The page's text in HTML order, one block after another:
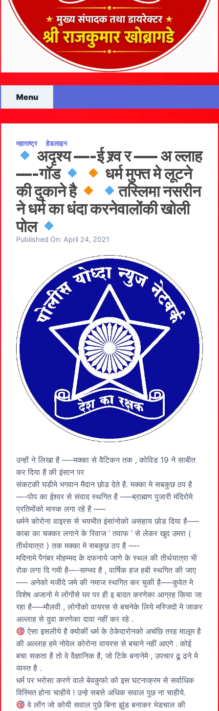
Menu
महाराष्ट्र हेडलाइन
अदृश्य —-ई श्र्व र —– अ ल्लाह
—-गॉड
धर्म मुफ्त मे लूटने
की दुकाने है
तस्लिमा नसरीन
ने धर्म का धंदा करनेवालोंकी खोली
पोल
Published On: April 24, 2021
उन्हों ने लिखा है —-मक्का से वैटिकन तक , कोविड 19 ने साबीत
कर दिया है की इंसान पर
संकटकी घडीमे भगवान मैदान छोड देते है. मक्का मे सबकुछ ठप है
—-पोप का ईश्वर से संवाद स्थगित है —–ब्राह्मण पुजारी मंदिरोमे
प्रतिमोंको मास्क लगा रहे है —–
धर्मने कोरोना वाइरस से भयभीत इंसांनोको असहाय छोड दिया है—–
काबा का चक्कर लगाने के रिवाज ‘ तवाफ ‘ से लेकर खुद उमरा (
तीर्थयात्रा ) तक मक्का मे सबकुछ ठप है —-
मदिनामे पैगंबर मोहम्मद के दफनाये जाणे के स्थल की तीर्थयात्रा भी
रोक लगा दि गयी है—-सम्भव है , वार्षिक हज हबी स्थगित की जाए
—– अनेको मजीदे जमे की नमाज स्थगित कर चुकी है—–कुवेत मे
विशेष अजानो मे लोंगोंसे घर पर ही इ बादत करणेका आग्रह किया जा
रहा है—–मौलवी , लोगोंको वायरस से बचनेके लिये मस्जिदो मे जाकर
अल्लाह से दुवा करणेका दावा नहीं कर रहे .
ऐसा इसलीये है क्योकीं धर्म के ठेकेदारोनको अचंछि तरह मालूम है
की अल्लाह हमे नोवेल कोरोना वायरस से बचाने नहीं आएगे . कोई
बचा सकता है तो वे वैज्ञानिक है, जो टिके बनानेमे , उपचार ढू ढने मे
व्यस्त है .
धर्म पर भरोसा करणे वाले बेवकुफो को इस घटनाक्रम से सर्वाधिक
विस्मित होना चाहीये ! उन्हे सबसे अधिक सवाल पुछ ना चाहीये.
वे लोंग जो कोयी सवाल पुछे बिना झुंड बनाकर भेडचाल की